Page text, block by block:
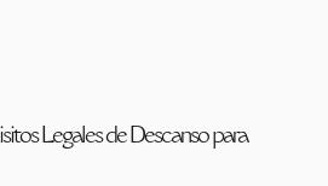
Legales de Descanso para